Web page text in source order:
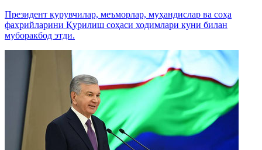
Президент қурувчилар, меъморлар, муҳандислар ва соҳа
фахрийларини Қурилиш соҳаси ходимлари куни билан
муборакбод этди.